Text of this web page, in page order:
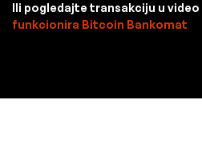
Ili pogledajte transakciju u
funkcionira Bitcoin Bankomat